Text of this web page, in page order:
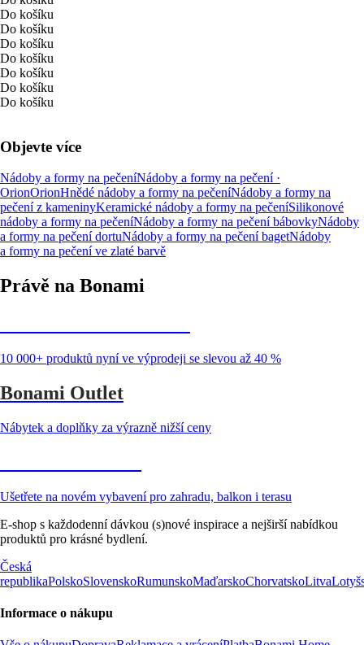
Do košíku
Do košíku
Do košíku
Do košíku
Do košíku
Do košíku
Do košíku
Objevte více
Nádoby a formy na pečeníNádoby a formy na pečení ·
OrionOrionHnědé nádoby a formy na pečeníNádoby a formy na
pečení z kameninyKeramické nádoby a formy na pečeníSilikonové
nádoby a formy na pečeníNádoby a formy na pečení bábovkyNádoby
a formy na pečení dortuNádoby a formy na pečení bagetNádoby
a formy na pečení ve zlaté barvě
Právě na Bonami
10 000+ produktů nyní ve výprodeji se slevou až 40 %
Bonami Outlet
Nábytek a doplňky za výrazně nižší ceny
Ušetřete na novém vybavení pro zahradu, balkon i terasu
E-shop s každodenní dávkou (s)nové inspirace a nejširší nabídkou
produktů pro krásné bydlení.
Česká
republikaPolskoSlovenskoRumunskoMaďarskoChorvatskoLitva
Informace o nákupu